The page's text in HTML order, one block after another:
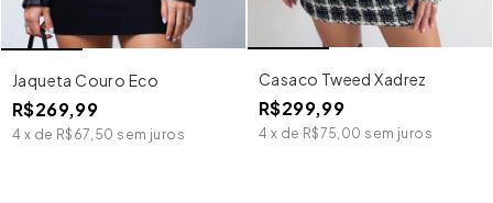
Jaqueta Couro Eco
R$269,99
4 x de R$67,50 sem juros
Casaco Tweed Xadrez
R$299,99
4 x de R$75,00 sem juros